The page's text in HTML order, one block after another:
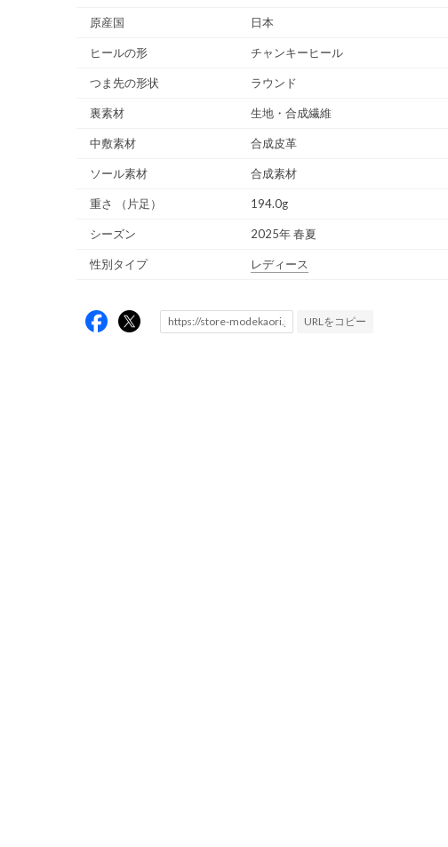
原産国 日本
ヒールの形 チャンキーヒール
つま先の形状 ラウンド
裏素材 生地・合成繊維
中敷素材 合成皮革
ソール素材 合成素材
重さ （片足） 194.0g
シーズン 2025年 春夏
性別タイプ レディース
URLをコピー